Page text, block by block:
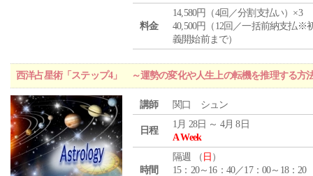
料金
14,580円（4回／分割支払い）×3
40,500円（12回／一括前納支払※
義開始前まで）
西洋占星術「ステップ4」 ～運勢の変化や人生上の転機を推理する方
講師 関口 シュン
日程
1月 28日 ～ 4月 8日
A Week
時間
隔週 （ 日 ）
15：20～16：40／17：00～18：20